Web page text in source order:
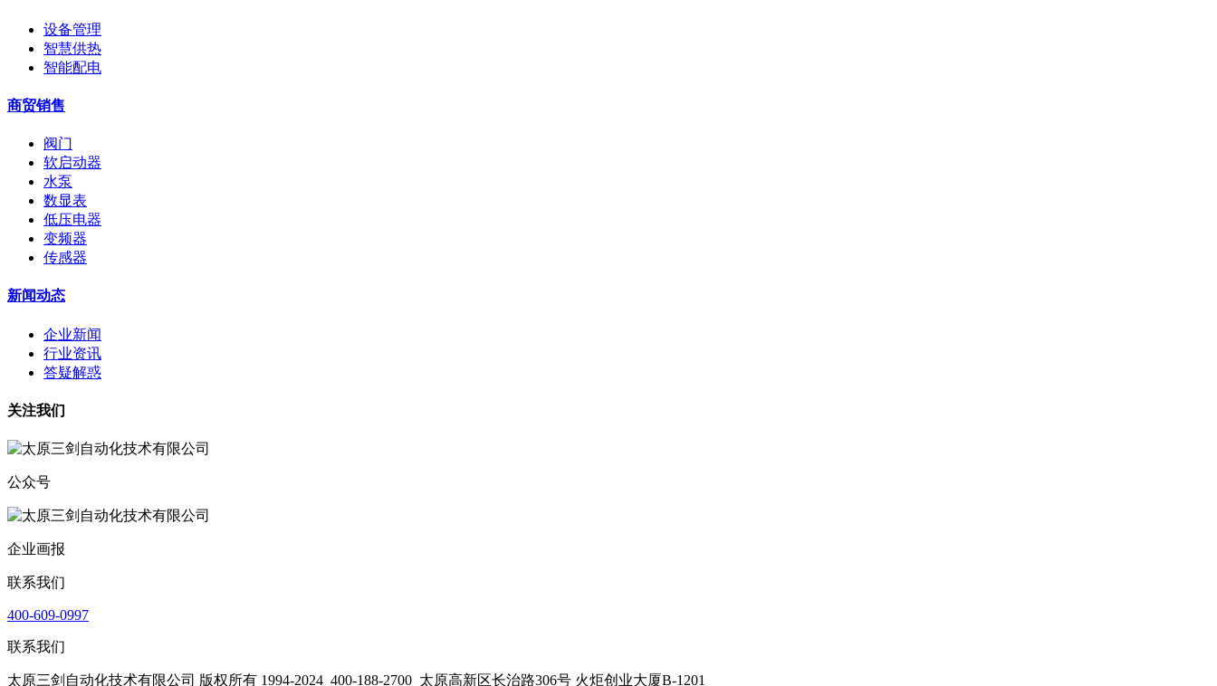
设备管理
智慧供热
智能配电
商贸销售
阀门
软启动器
水泵
数显表
低压电器
变频器
传感器
新闻动态
企业新闻
行业资讯
答疑解惑
关注我们
公众号
企业画报
联系我们
400-609-0997
联系我们
太原三剑自动化技术有限公司 版权所有 1994-2024 400-188-2700 太原高新区长治路306号 火炬创业大厦B-1201